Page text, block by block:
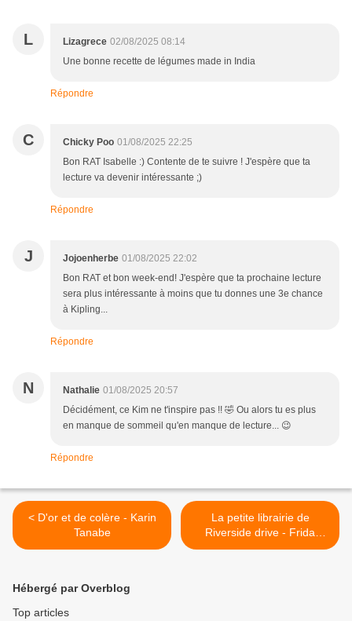
L Lizagrece 02/08/2025 08:14
Une bonne recette de légumes made in India
Répondre
C Chicky Poo 01/08/2025 22:25
Bon RAT Isabelle :) Contente de te suivre ! J'espère que ta
lecture va devenir intéressante ;)
Répondre
J Jojoenherbe 01/08/2025 22:02
Bon RAT et bon week-end! J'espère que ta prochaine lecture
sera plus intéressante à moins que tu donnes une 3e chance
à Kipling...
Répondre
N Nathalie 01/08/2025 20:57
Décidément, ce Kim ne t'inspire pas !! 🤣 Ou alors tu es plus
en manque de sommeil qu'en manque de lecture... 😉
Répondre
< D'or et de colère - Karin
Tanabe
La petite librairie de
Riverside drive - Frida
Skybäck >
Hébergé par Overblog
Top articles